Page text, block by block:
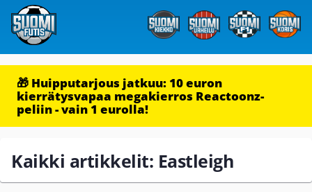
🎁 Huipputarjous jatkuu: 10 euron
kierrätysvapaa megakierros Reactoonz-
peliin - vain 1 eurolla!
Kaikki artikkelit: Eastleigh